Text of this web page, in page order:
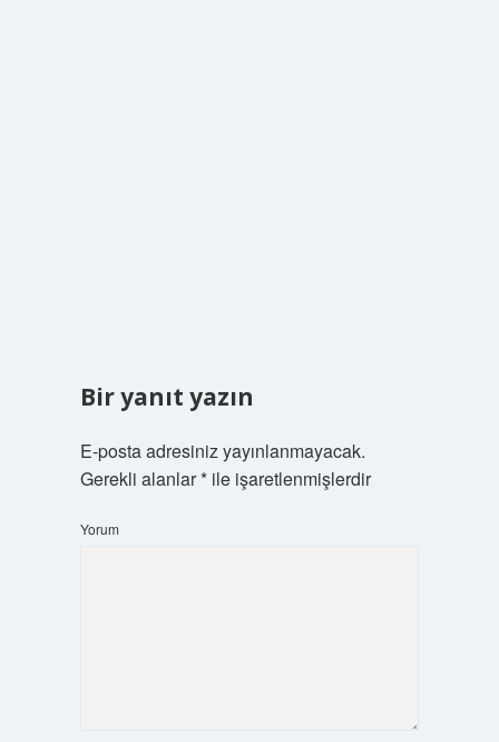
Bir yanıt yazın
E-posta adresiniz yayınlanmayacak.
Gerekli alanlar*ile işaretlenmişlerdir
Yorum